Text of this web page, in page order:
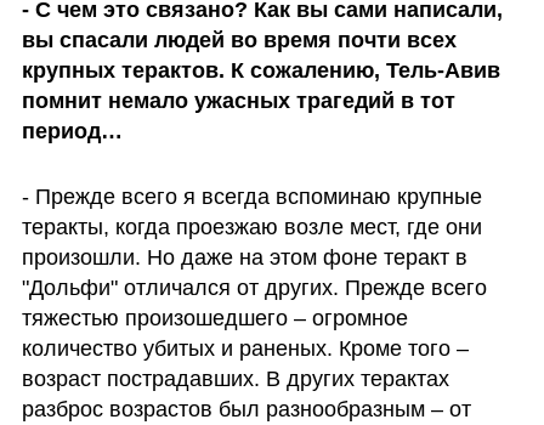
- С чем это связано? Как вы сами написали,
вы спасали людей во время почти всех
крупных терактов. К сожалению, Тель-Авив
помнит немало ужасных трагедий в тот
период…
- Прежде всего я всегда вспоминаю крупные
теракты, когда проезжаю возле мест, где они
произошли. Но даже на этом фоне теракт в
"Дольфи" отличался от других. Прежде всего
тяжестью произошедшего – огромное
количество убитых и раненых. Кроме того –
возраст пострадавших. В других терактах
разброс возрастов был разнообразным – от